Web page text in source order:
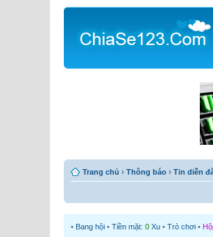
Trang chủ › Thông báo › Tin diễn
• Bang hội • Tiền mặt: 0 Xu • Trò chơi •